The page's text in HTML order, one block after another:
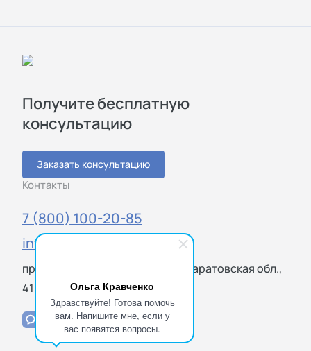
Ольга Кравченко
Здравствуйте! Готова помочь
вам. Напишите мне, если у
вас появятся вопросы.
Получите бесплатную
консультацию
Заказать консультацию
Контакты
7 (800) 100-20-85
info@sigmatest.ru
пр. Энтузиастов, 29, Саратов, Саратовская обл.,
410000